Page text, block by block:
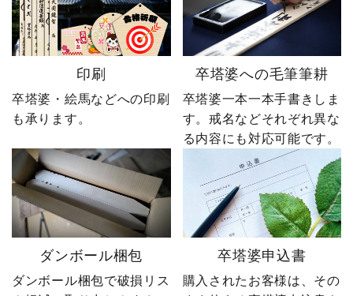
印刷
卒塔婆・絵馬などへの印刷
も承ります。
卒塔婆への毛筆筆耕
卒塔婆一本一本手書きしま
す。戒名などそれぞれ異な
る内容にも対応可能です。
ダンボール梱包
ダンボール梱包で破損リス
卒塔婆申込書
購入されたお客様は、その